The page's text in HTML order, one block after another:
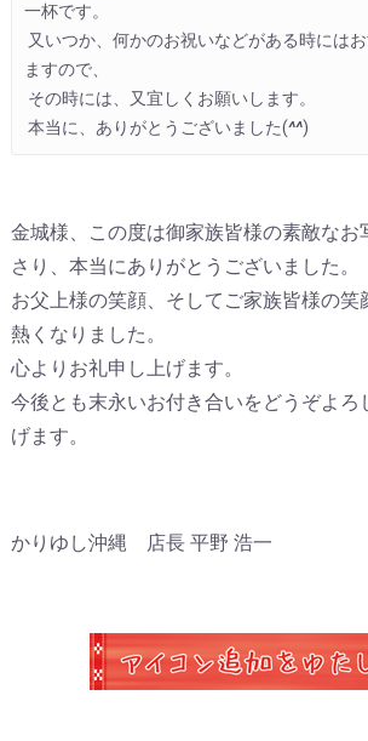
一杯です。
ますので、
本当に、ありがとうございました(^^)
金城様、この度は御家族皆様の素敵なお
さり、本当にありがとうございました。
お父上様の笑顔、そしてご家族皆様の笑
熱くなりました。
心よりお礼申し上げます。
今後とも末永いお付き合いをどうぞよろ
げます。
かりゆし沖縄 店長 平野 浩一